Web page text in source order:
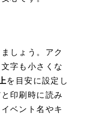
しょう。アク
字も小さくな
を目安に設定し
印刷時に読み
ベント名やキ